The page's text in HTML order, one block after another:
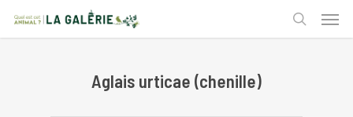
main
search
Aglais urticae (chenille)